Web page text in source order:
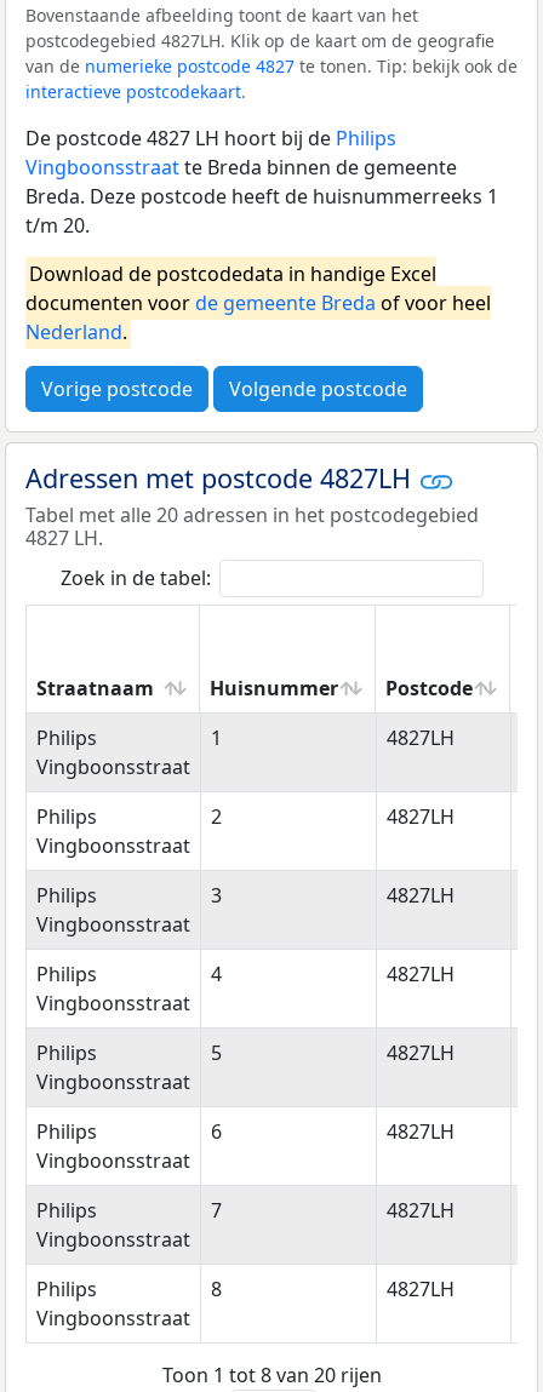
Bovenstaande afbeelding toont de kaart van het
postcodegebied 4827LH. Klik op de kaart om de geografie
van de numerieke postcode 4827 te tonen. Tip: bekijk ook de
interactieve postcodekaart.
De postcode 4827 LH hoort bij de Philips
Vingboonsstraatte Breda binnen de gemeente
Breda. Deze postcode heeft de huisnummerreeks 1
t/m 20.
Download de postcodedata in handige Excel
documenten voorde gemeente Breda of voor heel
Nederland.
Vorige postcode Volgende postcode
Adressen met postcode 4827LH
Tabel met alle 20 adressen in het postcodegebied
4827 LH.
Zoek in de tabel:
Straatnaam Huisnummer Postcode
Straatnaam
Huisnummer Postcode
Philips
Vingboonsstraat
1 4827LH
Philips
Vingboonsstraat
2 4827LH
Philips
Vingboonsstraat
3 4827LH
Philips
Vingboonsstraat
4 4827LH
Philips
Vingboonsstraat
5 4827LH
Philips
Vingboonsstraat
6 4827LH
Philips
Vingboonsstraat
7 4827LH
Philips
Vingboonsstraat
8 4827LH
Toon 1 tot 8 van 20 rijen